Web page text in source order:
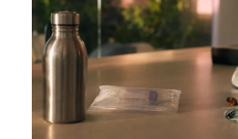
አማርኛ
Українська
O‘zbekcha
Català
Қазақ тілі